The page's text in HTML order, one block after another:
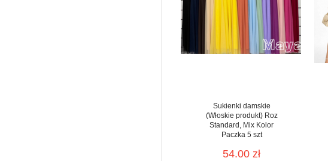
Sukienki damskie
(Włoskie produkt) Roz
Standard, Mix Kolor
Paczka 5 szt
54.00 zł